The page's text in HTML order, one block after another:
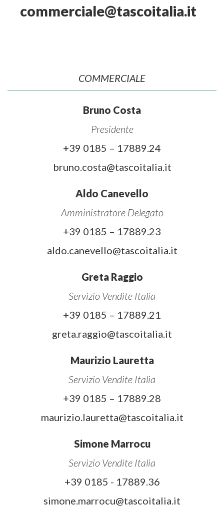
commerciale@tascoitalia.it
COMMERCIALE
Bruno Costa
Presidente
+39 0185 – 17889.24
bruno.costa@tascoitalia.it
Aldo Canevello
Amministratore Delegato
+39 0185 – 17889.23
aldo.canevello@tascoitalia.it
Greta Raggio
Servizio Vendite Italia
+39 0185 – 17889.21
greta.raggio@tascoitalia.it
Maurizio Lauretta
Servizio Vendite Italia
+39 0185 – 17889.28
maurizio.lauretta@tascoitalia.it
Simone Marrocu
Servizio Vendite Italia
+39 0185 - 17889.36
simone.marrocu@tascoitalia.it